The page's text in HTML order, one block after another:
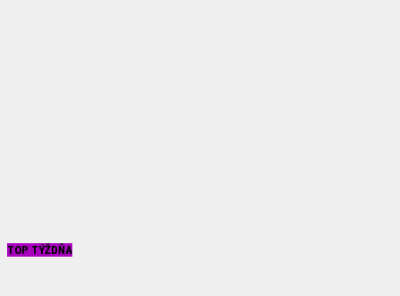
TOP TÝŽDŇA